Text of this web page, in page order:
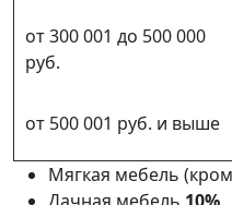
от 300 001 до 500 000
руб.
от 500 001 руб. и выше
Мягкая мебель